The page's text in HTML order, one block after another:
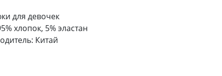
для девочек
хлопок, 5% эластан
Китай